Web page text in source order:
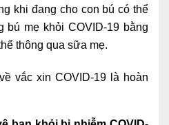
khi đang cho con bú có thể
bú mẹ khỏi COVID-19 bằng
thông qua sữa mẹ.
vắc xin COVID-19 là hoàn